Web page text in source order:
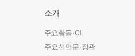
소개
주요활동·CI
주요선언문·정관